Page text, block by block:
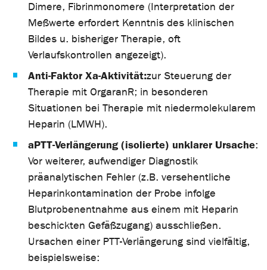
Dimere, Fibrinmonomere (Interpretation der
Meßwerte erfordert Kenntnis des klinischen
Bildes u. bisheriger Therapie, oft
Verlaufskontrollen angezeigt).
Anti-Faktor Xa-Aktivität:zur Steuerung der
Therapie mit OrgaranR; in besonderen
Situationen bei Therapie mit niedermolekularem
Heparin (LMWH).
aPTT-Verlängerung (isolierte) unklarer Ursache:
Vor weiterer, aufwendiger Diagnostik
präanalytischen Fehler (z.B. versehentliche
Heparinkontamination der Probe infolge
Blutprobenentnahme aus einem mit Heparin
beschickten Gefäßzugang) ausschließen.
Ursachen einer PTT-Verlängerung sind vielfältig,
beispielsweise: